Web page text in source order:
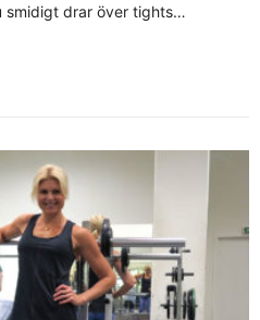
smidigt drar över tights…